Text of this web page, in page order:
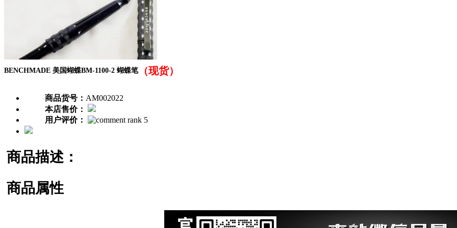
BENCHMADE 美国蝴蝶BM-1100-2 蝴蝶笔（现货）
商品货号： AM002022
本店售价：
用户评价：
商品描述：
商品属性